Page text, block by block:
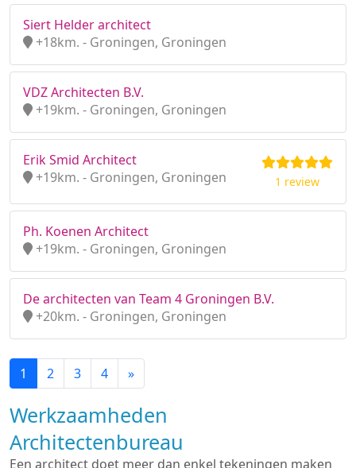
Siert Helder architect
+18km. - Groningen, Groningen
VDZ Architecten B.V.
+19km. - Groningen, Groningen
Erik Smid Architect
+19km. - Groningen, Groningen
1 review
Ph. Koenen Architect
+19km. - Groningen, Groningen
De architecten van Team 4 Groningen B.V.
+20km. - Groningen, Groningen
1 2 3 4 »
Werkzaamheden
Architectenbureau
Een architect doet meer dan enkel tekeningen maken